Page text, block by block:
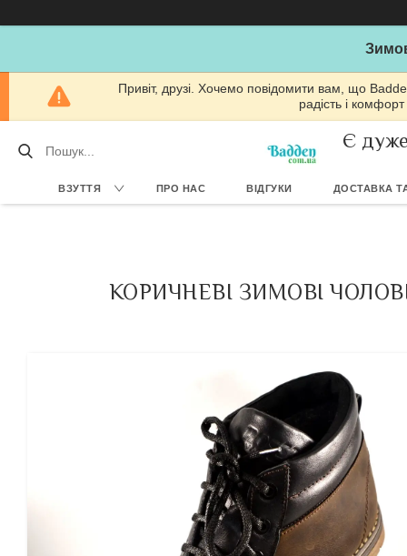
Привіт, друзі. Хочемо повідомити вам, що
радість і
Є дуже
ВЗУТТЯ ПРО НАС ВІДГУКИ ДОСТАВКА
КОРИЧНЕВІ ЗИМОВІ